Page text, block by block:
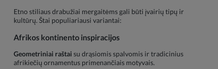
Etno stiliaus drabužiai mergaitėms gali būti įvairių tipų ir
kultūrų. Štai populiariausi variantai:
Afrikos kontinento inspiracijos
Geometriniai raštai su drąsiomis spalvomis ir tradicinius
afrikiečių ornamentus primenančiais motyvais.